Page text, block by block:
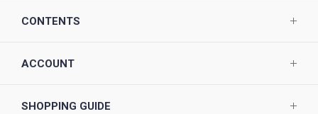
CONTENTS
ACCOUNT
SHOPPING GUIDE